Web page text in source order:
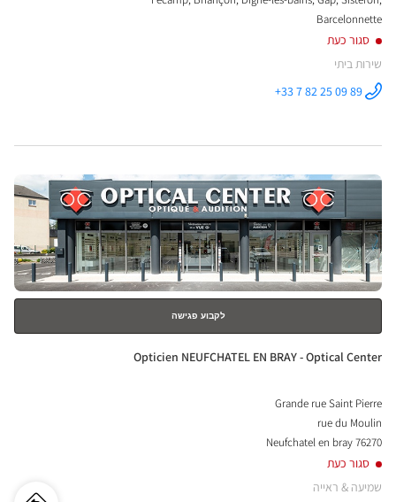
Barcelonnette
סגור כעת
שירות ביתי
התקשר לחנות
FÉCAMP ב
+33 7 82 25 09 89
לחץ
למידע
נוסף
לקבוע פגישה
חנות:
Opticien NEUFCHATEL EN BRAY - Optical Center
Grande rue Saint Pierre
rue du Moulin
76270 Neufchatel en bray
סגור כעת
שמיעה & ראייה